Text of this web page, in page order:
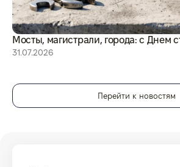
Перейти к новостям
Мосты, магистрали, города: с Днем
31.07.2026